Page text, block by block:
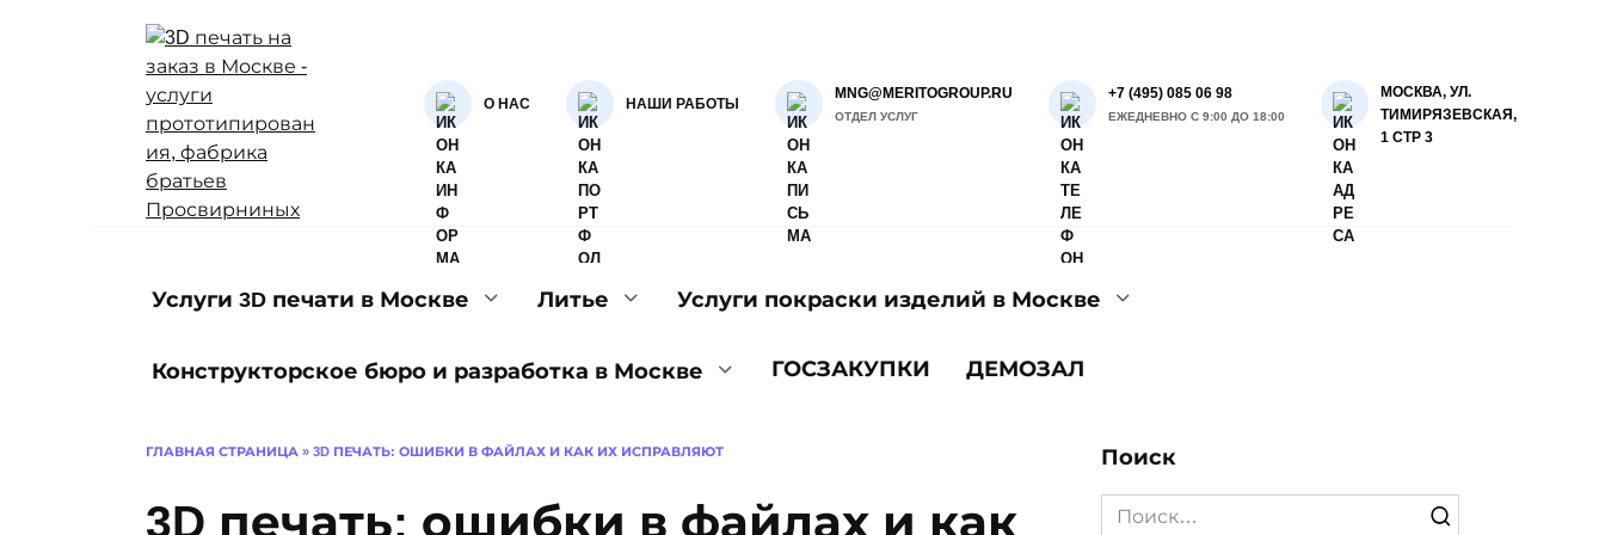
О НАС НАШИ РАБОТЫ
MNG@MERITOGROUP.RU
ОТДЕЛ УСЛУГ
+7 (495) 085 06 98
ЕЖЕДНЕВНО С 9:00 ДО 18:00
МОСКВА, УЛ.
ТИМИРЯЗЕВСКАЯ,
1 СТР 3
Услуги 3D печати в Москве Литье Услуги покраски изделий в Москве
Конструкторское бюро и разработка в Москве ГОСЗАКУПКИ ДЕМОЗАЛ
ГЛАВНАЯ СТРАНИЦА » 3D ПЕЧАТЬ: ОШИБКИ В ФАЙЛАХ И КАК ИХ ИСПРАВЛЯЮТ
3D печать: ошибки в файлах и как
Поиск
Search